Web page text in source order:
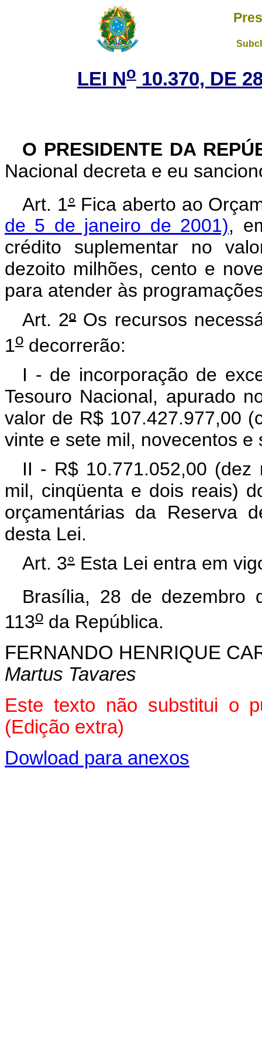
LEI No 10.370, DE
O PRESIDENTE DA
Nacional decreta e eu
Art. 1°Fica aberto ao
de 5 de janeiro de 2001),
crédito suplementar no
dezoito milhões, cento e
para atender às
Art. 2ºOs recursos
1o decorrerão:
I - de incorporação de
Tesouro Nacional, apurado
valor de R$ 107.427.977,00
vinte e sete mil, novecentos
II - R$ 10.771.052,00
mil, cinqüenta e dois reais)
orçamentárias da Reserva
desta Lei.
Art. 3° Esta Lei entra em
Brasília, 28 de dezembro
113o da República.
FERNANDO HENRIQUE
Martus Tavares
Este texto não substitui o
(Edição extra)
Dowload para anexos